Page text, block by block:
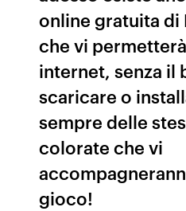
online gratuita
che vi
internet, senza il
scaricare o
sempre delle
colorate che vi
gioco!